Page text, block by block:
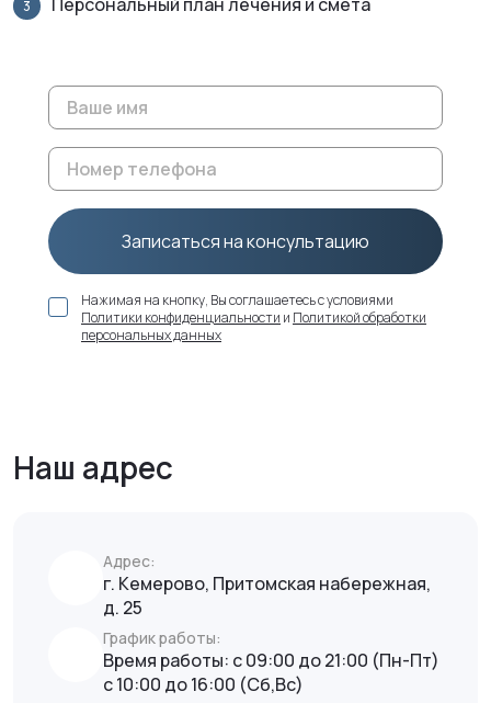
Записаться на консультацию
Нажимая на кнопку, Вы соглашаетесь с условиями
Политики конфиденциальности и Политикой обработки
персональных данных
Наш адрес
Адрес:
г. Кемерово, Притомская набережная,
д. 25
График работы:
Время работы: с 09:00 до 21:00 (Пн-Пт)
с 10:00 до 16:00 (Сб,Вс)